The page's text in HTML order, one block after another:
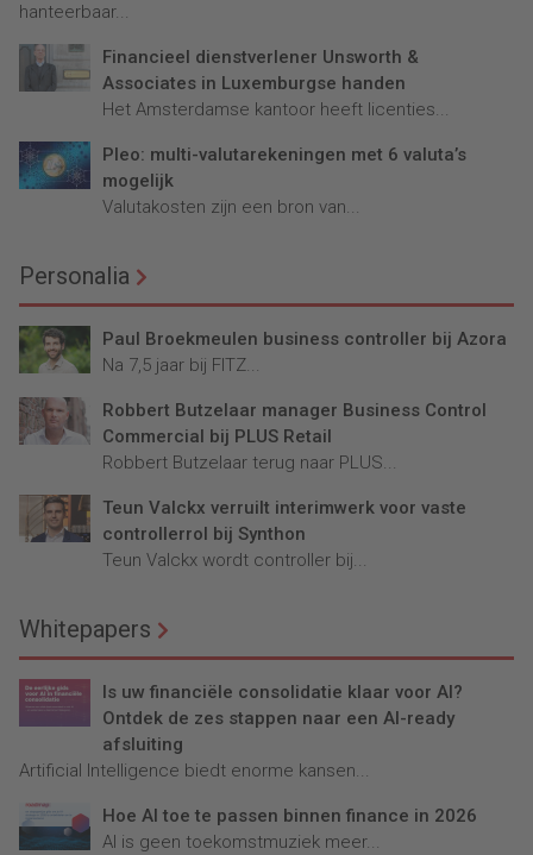
hanteerbaar...
Financieel dienstverlener Unsworth &
Associates in Luxemburgse handen
Het Amsterdamse kantoor heeft licenties...
Pleo: multi-valutarekeningen met 6 valuta’s
mogelijk
Valutakosten zijn een bron van...
Personalia
Paul Broekmeulen business controller bij Azora
Na 7,5 jaar bij FITZ...
Robbert Butzelaar manager Business Control
Commercial bij PLUS Retail
Robbert Butzelaar terug naar PLUS...
Teun Valckx verruilt interimwerk voor vaste
controllerrol bij Synthon
Teun Valckx wordt controller bij...
Whitepapers
Is uw financiële consolidatie klaar voor AI?
Ontdek de zes stappen naar een AI-ready
afsluiting
Artificial Intelligence biedt enorme kansen...
Hoe AI toe te passen binnen finance in 2026
AI is geen toekomstmuziek meer...